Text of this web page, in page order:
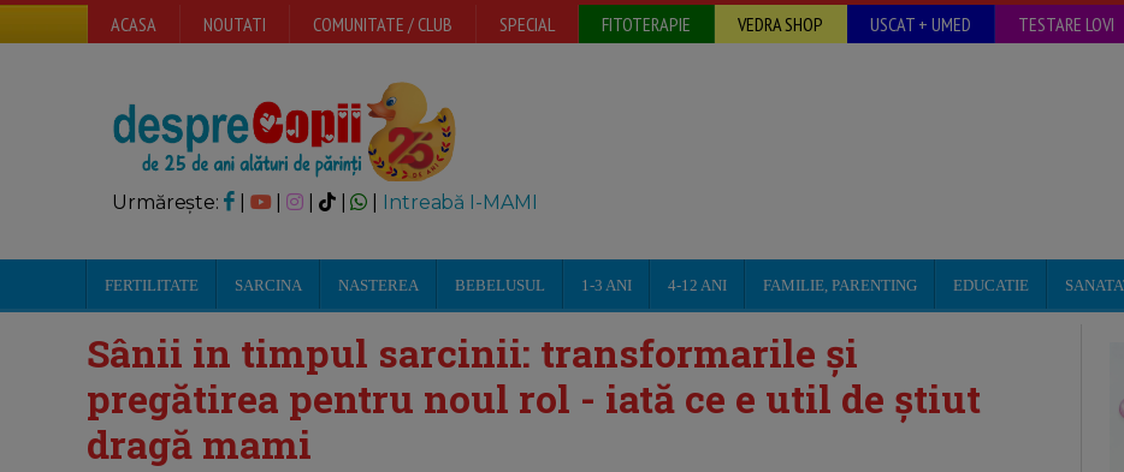
ACASA NOUTATI COMUNITATE / CLUB SPECIAL FITOTERAPIE VEDRA SHOP USCAT + UMED TESTARE LOVI
Urmărește: | | Intreabă I-MAMI
FERTILITATE SARCINA NASTEREA BEBELUSUL 1-3 ANI 4-12 ANI FAMILIE, PARENTING EDUCATIE
Sânii in timpul sarcinii: transformarile și
pregătirea pentru noul rol - iată ce e util de știut
dragă mami